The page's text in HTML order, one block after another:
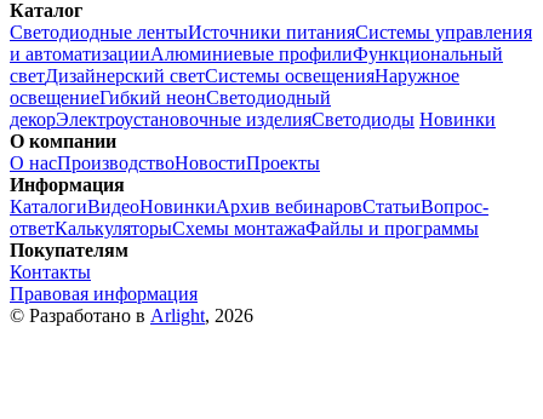
Каталог
Светодиодные лентыИсточники питанияСистемы управления
и автоматизацииАлюминиевые профилиФункциональный
светДизайнерский светСистемы освещенияНаружное
освещениеГибкий неонСветодиодный
декорЭлектроустановочные изделияСветодиоды Новинки
О компании
О насПроизводствоНовостиПроекты
Информация
КаталогиВидеоНовинкиАрхив вебинаровСтатьиВопрос-
ответКалькуляторыСхемы монтажаФайлы и программы
Покупателям
Контакты
Правовая информация
© Разработано в Arlight, 2026